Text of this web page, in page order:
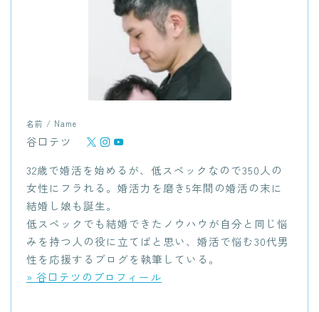
名前 / Name
谷口テツ
32歳で婚活を始めるが、低スペックなので350人の
女性にフラれる。婚活力を磨き5年間の婚活の末に
結婚し娘も誕生。
低スペックでも結婚できたノウハウが自分と同じ悩
みを持つ人の役に立てばと思い、婚活で悩む30代男
性を応援するブログを執筆している。
» 谷口テツのプロフィール